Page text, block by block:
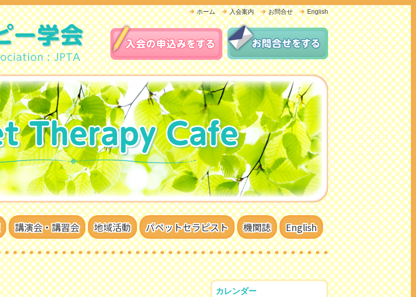
ホーム 入会案内 お問合せ English
講演会・講習会 地域活動 パペットセラピスト 機関誌 English
カレンダー